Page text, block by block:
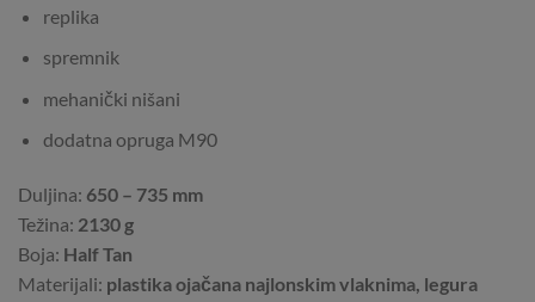
replika
spremnik
mehanički nišani
dodatna opruga M90
Duljina: 650 – 735 mm
Težina: 2130 g
Boja: Half Tan
Materijali: plastika ojačana najlonskim vlaknima, legura